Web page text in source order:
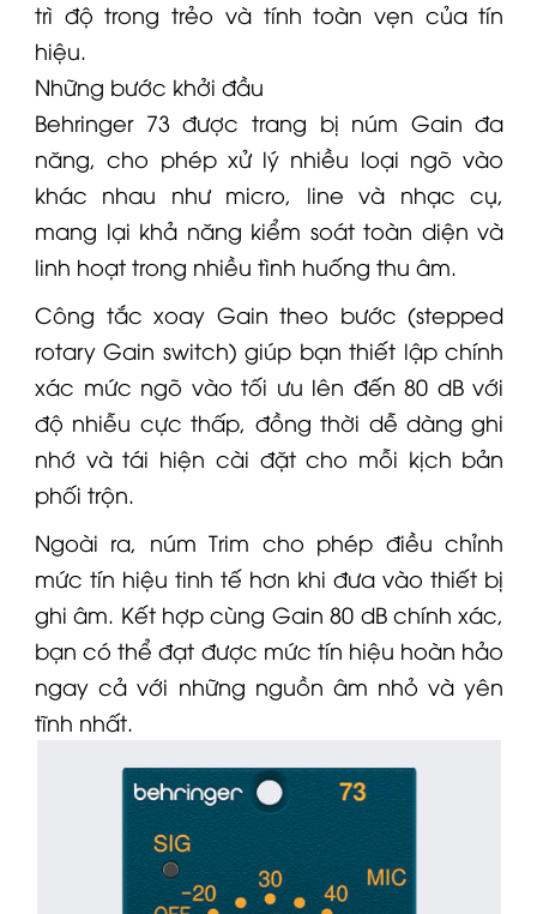
trì độ trong trẻo và tính toàn vẹn của tín
hiệu.
Những bước khởi đầu
Behringer73 được trang bị núm Gain đa
năng, cho phép xử lý nhiều loại ngõ vào
khác nhau như micro, line và nhạc cụ,
mang lại khả năng kiểm soát toàn diện và
linh hoạt trong nhiều tình huống thu âm.
Công tắc xoay Gain theo bước (stepped
rotary Gain switch) giúp bạn thiết lập chính
xác mức ngõ vào tối ưu lên đến 80 dB với
độ nhiễu cực thấp, đồng thời dễ dàng ghi
nhớ và tái hiện cài đặt cho mỗi kịch bản
phối trộn.
Ngoài ra, núm Trim cho phép điều chỉnh
mức tín hiệu tinh tế hơn khi đưa vào thiết bị
ghi âm. Kết hợp cùng Gain 80 dB chính xác,
bạn có thể đạt được mức tín hiệu hoàn hảo
ngay cả với những nguồn âm nhỏ và yên
tĩnh nhất.